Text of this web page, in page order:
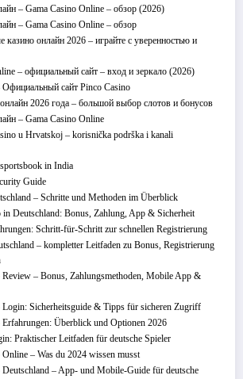
– Gama Casino Online – обзор (2026)
– Gama Casino Online – обзор
онлайн 2026 – играйте с уверенностью и
– официальный сайт – вход и зеркало (2026)
сайт Pinco Casino
2026 года – большой выбор слотов и бонусов
– Gama Casino Online
u Hrvatskoj – korisnička podrška i kanali
in India
Guide
– Schritte und Methoden im Überblick
in Deutschland: Bonus, Zahlung, App & Sicherheit
Schritt‑für‑Schritt zur schnellen Registrierung
– kompletter Leitfaden zu Bonus, Registrierung
Review – Bonus, Zahlungsmethoden, Mobile App &
Login: Sicherheitsguide & Tipps für sicheren Zugriff
Überblick und Optionen 2026
Praktischer Leitfaden für deutsche Spieler
– Was du 2024 wissen musst
– App‑ und Mobile‑Guide für deutsche